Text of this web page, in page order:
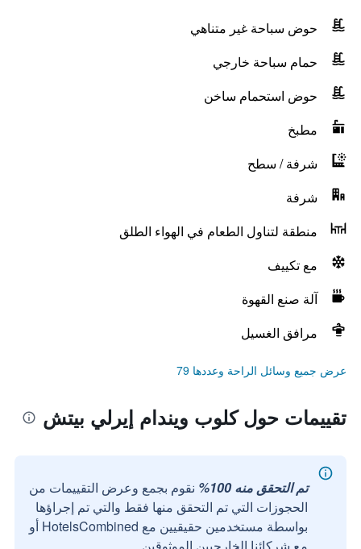
حوض سباحة غير متناهي
حمام سباحة خارجي
حوض استحمام ساخن
مطبخ
شرفة / سطح
شرفة
منطقة لتناول الطعام في الهواء الطلق
مع تكييف
آلة صنع القهوة
مرافق الغسيل
عرض جميع وسائل الراحة وعددها 79
تقييمات حول كلوب ويندام إيرلي بيتش
تم التحقق منه 100%
نقوم بجمع وعرض التقييمات من
الحجوزات التي تم التحقق منها فقط والتي تم إجراؤها
بواسطة مستخدمين حقيقيين مع HotelsCombined أو